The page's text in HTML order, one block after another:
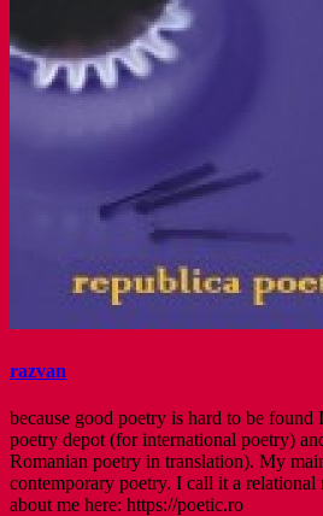
razvan
because good poetry is hard to be
poetry depot (for international poetry)
Romanian poetry in translation). My
contemporary poetry. I call it a relational
about me here: https://poetic.ro